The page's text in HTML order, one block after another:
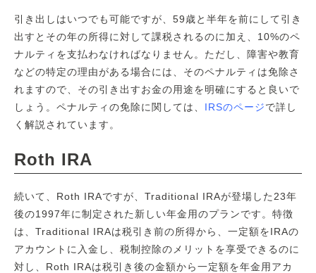
引き出しはいつでも可能ですが、59歳と半年を前にして引き
出すとその年の所得に対して課税されるのに加え、10%のペ
ナルティを支払わなければなりません。ただし、障害や教育
などの特定の理由がある場合には、そのペナルティは免除さ
れますので、その引き出すお金の用途を明確にすると良いで
しょう。ペナルティの免除に関しては、 IRSのページで詳し
く解説されています。
Roth IRA
続いて、Roth IRAですが、Traditional IRAが登場した23年
後の1997年に制定された新しい年金用のプランです。特徴
は、Traditional IRAは税引き前の所得から、一定額をIRAの
アカウントに入金し、税制控除のメリットを享受できるのに
対し、Roth IRAは税引き後の金額から一定額を年金用アカ